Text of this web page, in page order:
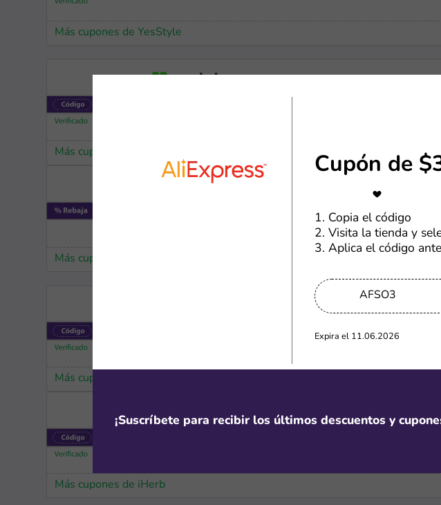
Más cupones de YesStyle
Más cupones de YesStyle
Envío gratis
Envío gratis en artículos
Más cupones de AliExpress
-15%
Cupón de 15% OFF en
Más cupones de YesStyle
-20%
Obtén un 20% de
Más cupones de iHerb
Cupón de
1. Copia el código
2. Visita la tienda y
3. Aplica el código
AFSO3
Expira el 11.06.2026
¡Suscríbete para recibir los últimos descuentos y